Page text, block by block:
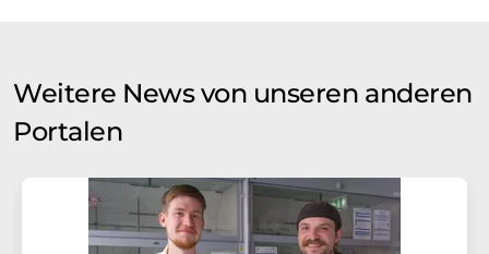
Weitere News von unseren anderen
Portalen